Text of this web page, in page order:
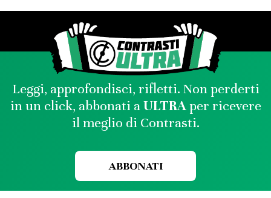
Leggi, approfondisci, rifletti. Non perderti
in un click, abbonati aULTRAper ricevere
il meglio di Contrasti.
ABBONATI